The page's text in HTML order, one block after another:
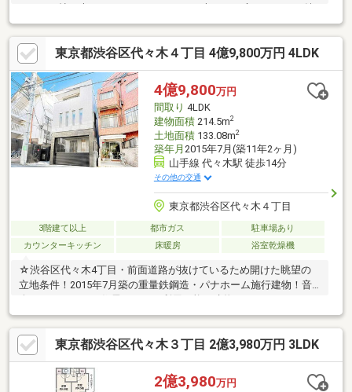
力と共に～
東京都渋谷区代々木４丁目 4億9,800万円 4LDK
4億9,800万円
間取り 4LDK
建物面積214.5m2
土地面積133.08m2
築年月 2015年7月(築11年2ヶ月)
山手線 代々木駅 徒歩14分
その他の交通
東京都渋谷区代々木４丁目
3階建て以上 都市ガス
駐車場あり
カウンターキッチン
床暖房 浴室乾燥機
☆渋谷区代々木4丁目・前面道路が抜けているため開けた眺望の
立地条件！2015年7月築の重量鉄鋼造・パナホーム施行建物！音
東京都渋谷区代々木３丁目 2億3,980万円 3LDK
2億3,980万円